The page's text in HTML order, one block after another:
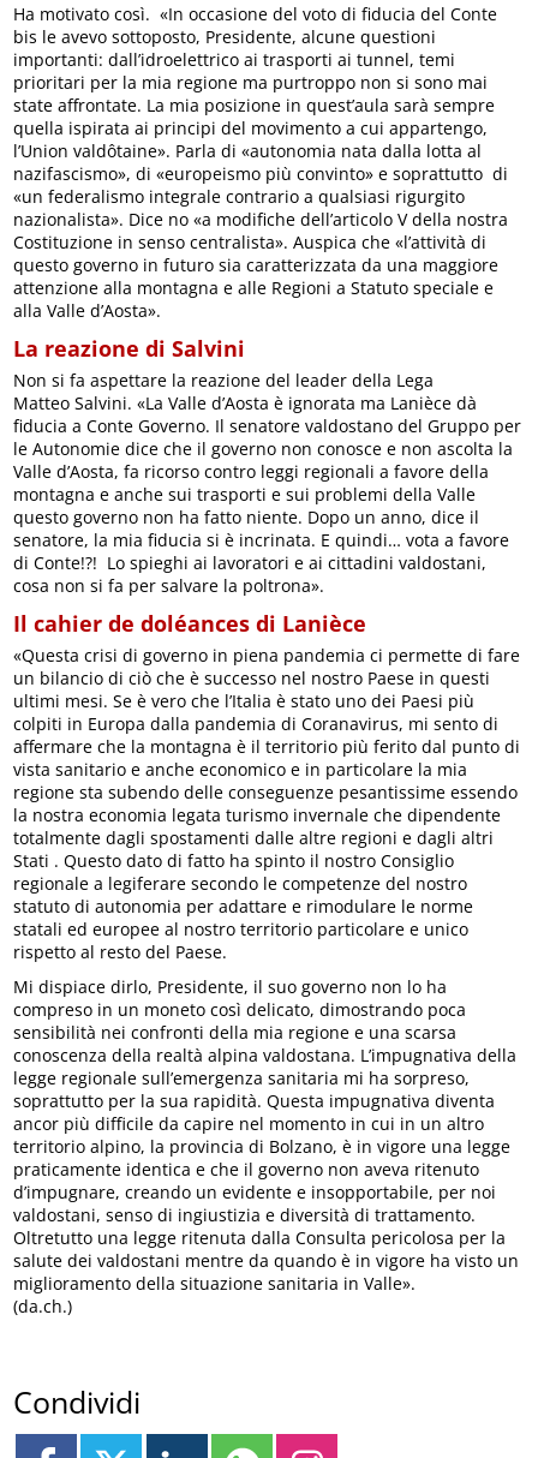
Ha motivato così. «In occasione del voto di fiducia del Conte
bis le avevo sottoposto, Presidente, alcune questioni
importanti: dall’idroelettrico ai trasporti ai tunnel, temi
prioritari per la mia regione ma purtroppo non si sono mai
state affrontate. La mia posizione in quest’aula sarà sempre
quella ispirata ai principi del movimento a cui appartengo,
l’Union valdôtaine». Parla di «autonomia nata dalla lotta al
nazifascismo», di «europeismo più convinto» e soprattutto di
«un federalismo integrale contrario a qualsiasi rigurgito
nazionalista». Dice no «a modifiche dell’articolo V della nostra
Costituzione in senso centralista». Auspica che «l’attività di
questo governo in futuro sia caratterizzata da una maggiore
attenzione alla montagna e alle Regioni a Statuto speciale e
alla Valle d’Aosta».
La reazione di Salvini
Non si fa aspettare la reazione del leader della Lega
Matteo Salvini. «La Valle d’Aosta è ignorata ma Lanièce dà
fiducia a Conte Governo. Il senatore valdostano del Gruppo per
le Autonomie dice che il governo non conosce e non ascolta la
Valle d’Aosta, fa ricorso contro leggi regionali a favore della
montagna e anche sui trasporti e sui problemi della Valle
questo governo non ha fatto niente. Dopo un anno, dice il
senatore, la mia fiducia si è incrinata. E quindi… vota a favore
di Conte!?! Lo spieghi ai lavoratori e ai cittadini valdostani,
cosa non si fa per salvare la poltrona».
Il cahier de doléances di Lanièce
«Questa crisi di governo in piena pandemia ci permette di fare
un bilancio di ciò che è successo nel nostro Paese in questi
ultimi mesi. Se è vero che l’Italia è stato uno dei Paesi più
colpiti in Europa dalla pandemia di Coranavirus, mi sento di
affermare che la montagna è il territorio più ferito dal punto di
vista sanitario e anche economico e in particolare la mia
regione sta subendo delle conseguenze pesantissime essendo
la nostra economia legata turismo invernale che dipendente
totalmente dagli spostamenti dalle altre regioni e dagli altri
Stati . Questo dato di fatto ha spinto il nostro Consiglio
regionale a legiferare secondo le competenze del nostro
statuto di autonomia per adattare e rimodulare le norme
statali ed europee al nostro territorio particolare e unico
rispetto al resto del Paese.
Mi dispiace dirlo, Presidente, il suo governo non lo ha
compreso in un moneto così delicato, dimostrando poca
sensibilità nei confronti della mia regione e una scarsa
conoscenza della realtà alpina valdostana. L’impugnativa della
legge regionale sull’emergenza sanitaria mi ha sorpreso,
soprattutto per la sua rapidità. Questa impugnativa diventa
ancor più difficile da capire nel momento in cui in un altro
territorio alpino, la provincia di Bolzano, è in vigore una legge
praticamente identica e che il governo non aveva ritenuto
d’impugnare, creando un evidente e insopportabile, per noi
valdostani, senso di ingiustizia e diversità di trattamento.
Oltretutto una legge ritenuta dalla Consulta pericolosa per la
salute dei valdostani mentre da quando è in vigore ha visto un
miglioramento della situazione sanitaria in Valle».
(da.ch.)
Condividi